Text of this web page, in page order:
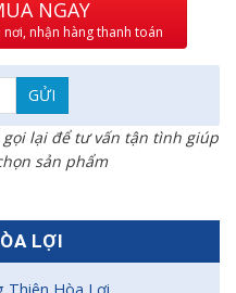
NGAY
nơi, nhận hàng thanh toán
lại để tư vấn tận tình giúp
sản phẩm
LỢI
Thiên Hòa Lợi